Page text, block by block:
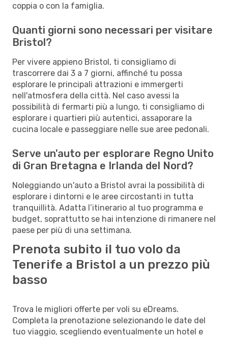
coppia o con la famiglia.
Quanti giorni sono necessari per visitare
Bristol?
Per vivere appieno Bristol, ti consigliamo di
trascorrere dai 3 a 7 giorni, affinché tu possa
esplorare le principali attrazioni e immergerti
nell'atmosfera della città. Nel caso avessi la
possibilità di fermarti più a lungo, ti consigliamo di
esplorare i quartieri più autentici, assaporare la
cucina locale e passeggiare nelle sue aree pedonali.
Serve un'auto per esplorare Regno Unito
di Gran Bretagna e Irlanda del Nord?
Noleggiando un'auto a Bristol avrai la possibilità di
esplorare i dintorni e le aree circostanti in tutta
tranquillità. Adatta l’itinerario al tuo programma e
budget, soprattutto se hai intenzione di rimanere nel
paese per più di una settimana.
Prenota subito il tuo volo da
Tenerife a Bristol a un prezzo più
basso
Trova le migliori offerte per voli su eDreams.
Completa la prenotazione selezionando le date del
tuo viaggio, scegliendo eventualmente un hotel e